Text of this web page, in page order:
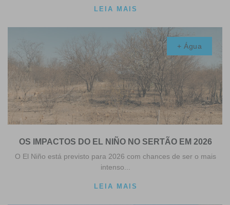
LEIA MAIS
+ Água
OS IMPACTOS DO EL NIÑO NO SERTÃO EM 2026
O El Niño está previsto para 2026 com chances de ser o mais
intenso...
LEIA MAIS